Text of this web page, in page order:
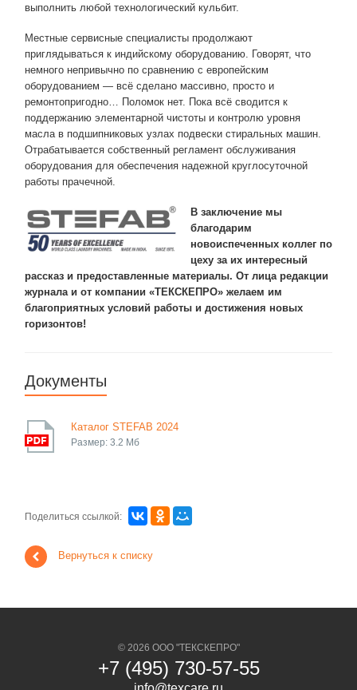
выполнить любой технологический кульбит.
Местные сервисные специалисты продолжают
приглядываться к индийскому оборудованию. Говорят, что
немного непривычно по сравнению с европейским
оборудованием — всё сделано массивно, просто и
ремонтопригодно… Поломок нет. Пока всё сводится к
поддержанию элементарной чистоты и контролю уровня
масла в подшипниковых узлах подвески стиральных машин.
Отрабатывается собственный регламент обслуживания
оборудования для обеспечения надежной круглосуточной
работы прачечной.
В заключение мы
благодарим
новоиспеченных коллег по
цеху за их интересный
рассказ и предоставленные материалы. От лица редакции
журнала и от компании «ТЕКСКЕПРО» желаем им
благоприятных условий работы и достижения новых
горизонтов!
Документы
Каталог STEFAB 2024
Размер: 3.2 Мб
Поделиться ссылкой:
Вернуться к списку
© 2026 ООО "ТЕКСКЕПРО"
+7 (495) 730-57-55